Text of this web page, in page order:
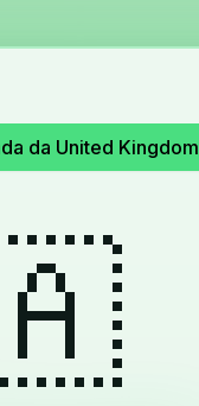
da United Kingdom